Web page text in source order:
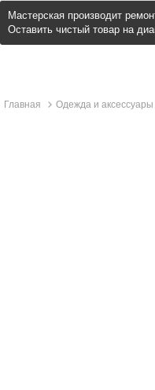
Мастерская производит
Оставить чистый товар на
Главная Одежда и аксессуары